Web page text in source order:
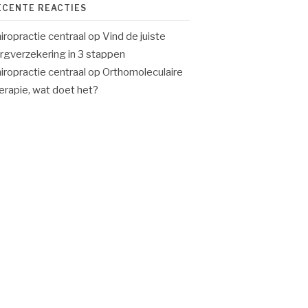
REACTIES
centraal op Vind de juiste
in 3 stappen
centraal op Orthomoleculaire
wat doet het?